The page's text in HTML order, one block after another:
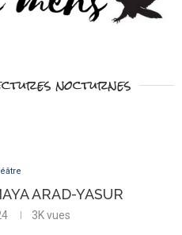
nocturnes
ARAD-YASUR
3Kvues